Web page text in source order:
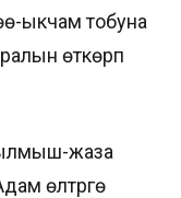
ыкчам тобуна
өткөрүп
жаза
өлтүрүүгө